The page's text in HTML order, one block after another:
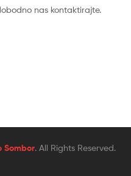
nas kontaktirajte.
Sombor. All Rights Reserved.